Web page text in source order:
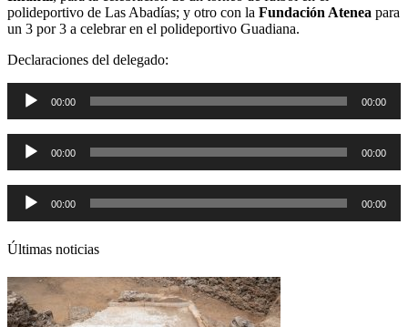
polideportivo de Las Abadías; y otro con la Fundación Atenea para
un 3 por 3 a celebrar en el polideportivo Guadiana.
Declaraciones del delegado:
Reproductor
audio
00:00 00:00
Reproductor
audio
00:00 00:00
Reproductor
audio
00:00 00:00
Últimas noticias